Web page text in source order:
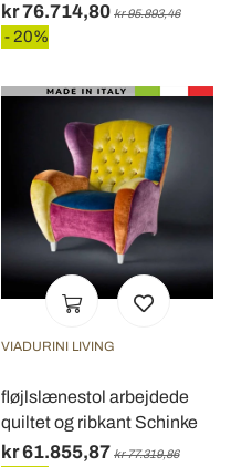
kr 76.714,80 kr 95.893,46
- 20%
VIADURINI LIVING
fløjlslænestol arbejdede
quiltet og ribkant Schinke
kr 61.855,87 kr 77.319,86